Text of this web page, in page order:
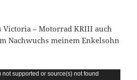
Victoria – Motorrad KRIII auch
Nachwuchs meinem Enkelsohn
not supported or source(s) not found